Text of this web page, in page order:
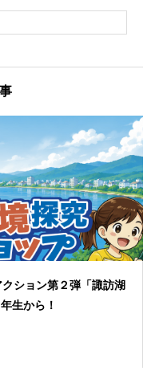
ション第２弾「諏訪湖
生から！